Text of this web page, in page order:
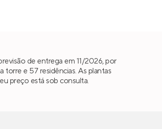
de entrega em 11/2026, por
e 57 residências. As plantas
preço está sob consulta.